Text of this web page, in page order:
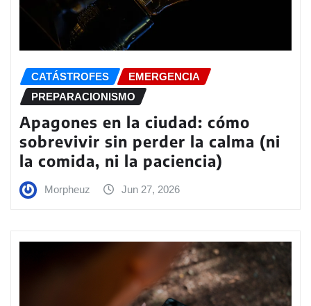
CATÁSTROFES
EMERGENCIA
PREPARACIONISMO
Apagones en la ciudad: cómo
sobrevivir sin perder la calma (ni
la comida, ni la paciencia)
Morpheuz Jun 27, 2026